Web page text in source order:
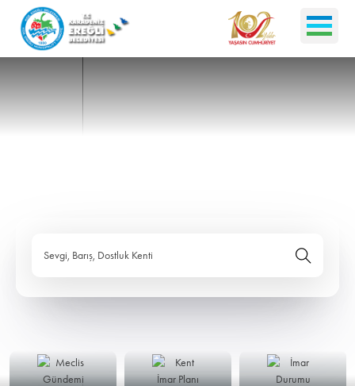
Sevgi, Barış, Dostluk Kenti